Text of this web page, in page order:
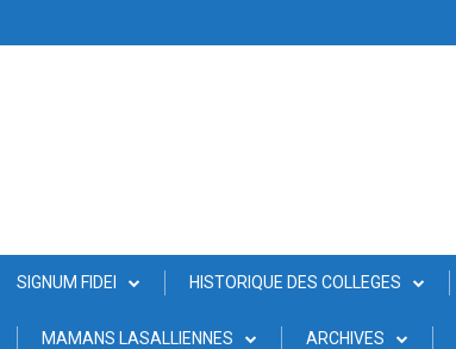
SIGNUM FIDEI HISTORIQUE DES COLLEGES
MAMANS LASALLIENNES ARCHIVES